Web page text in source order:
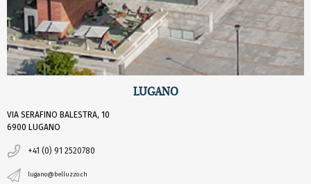
LUGANO
VIA SERAFINO BALESTRA, 10
6900 LUGANO
+41 (0) 91 2520780
lugano@belluzzo.ch